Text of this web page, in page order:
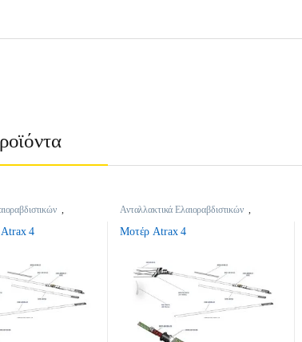
,
4
Ανταλλακτικά Ελαιοραβδιστικών ,
Μοτέρ Atrax 4